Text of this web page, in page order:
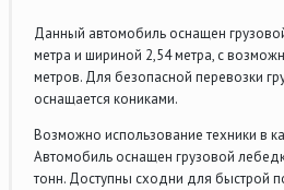
Данный автомобиль оснащен
метра и шириной 2,54 метра, с
метров. Для безопасной перевозки
оснащается кониками.
Возможно использование техники в
Автомобиль оснащен грузовой
тонн. Доступны сходни для быстрой